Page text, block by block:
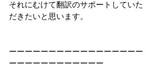
それにむけて翻訳のサポートしていた
だきたいと思います。
ーーーーーーーーーーーーーーーーー
ーーーーーーーーーーーー